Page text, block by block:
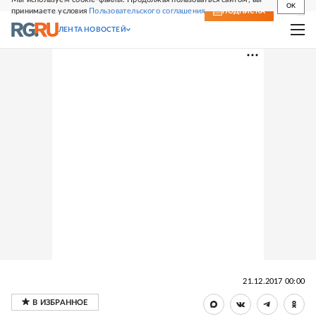
принимаете условия Пользовательского соглашения
OK
СВЕЖИЙ НОМЕР ПОДПИСКА
ЛЕНТА НОВОСТЕЙ
21.12.2017 00:00